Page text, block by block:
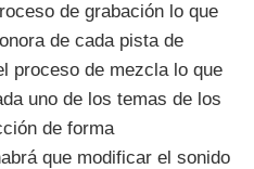
de grabación lo que
de cada pista de
proceso de mezcla lo que
uno de los temas de los
de forma
que modificar el sonido